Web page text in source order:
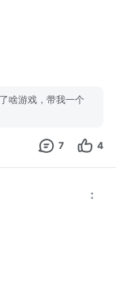
啥游戏，带我一个
7 4